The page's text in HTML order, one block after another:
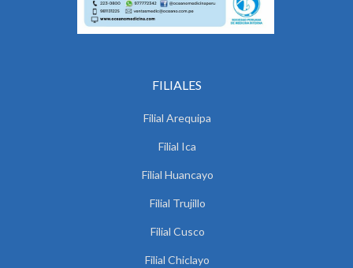
FILIALES
Filial Arequipa
Filial Ica
Filial Huancayo
Filial Trujillo
Filial Cusco
Filial Chiclayo